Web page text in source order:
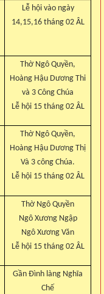
Lễ hội vào ngày
14,15,16 tháng 02 ÂL
Thờ Ngô Quyền,
Hoàng Hậu Dương Thi
và 3 Công Chúa
Lễ hội 15 tháng 02 ÂL
Thờ Ngô Quyền,
Hoàng Hậu Dương Thị
Và 3 công Chúa.
Lễ hội 15 tháng 02 ÂL
Thờ Ngô Quyền
Ngô Xương Ngập
Ngô Xương Văn
Lễ hội 15 tháng 02 ÂL
Gần Đình làng Nghĩa
Chế